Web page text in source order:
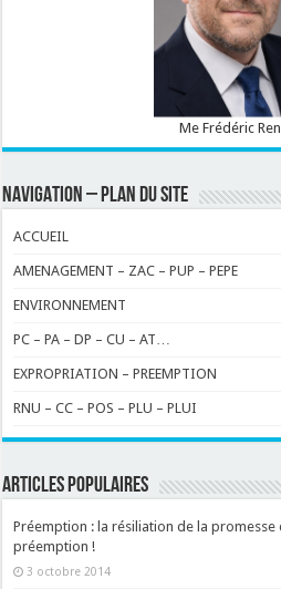
Me Frédéric
NAVIGATION – PLAN DU SITE
ACCUEIL
AMENAGEMENT – ZAC – PUP – PEPE
ENVIRONNEMENT
PC – PA – DP – CU – AT…
EXPROPRIATION – PREEMPTION
RNU – CC – POS – PLU – PLUI
ARTICLES POPULAIRES
Préemption : la résiliation de la promesse
préemption !
3 octobre 2014